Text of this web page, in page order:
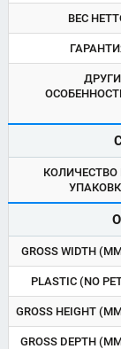
ВЕС
КОЛИЧЕСТВО
GROSS WIDTH
PLASTIC (NO
GROSS HEIGHT
GROSS DEPTH